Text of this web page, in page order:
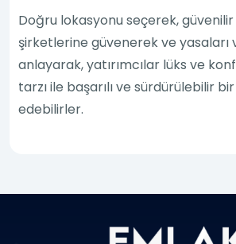
Doğru lokasyonu seçerek,
şirketlerine güvenerek ve yasaları
anlayarak, yatırımcılar lüks ve
tarzı ile başarılı ve sürdürülebilir
edebilirler.